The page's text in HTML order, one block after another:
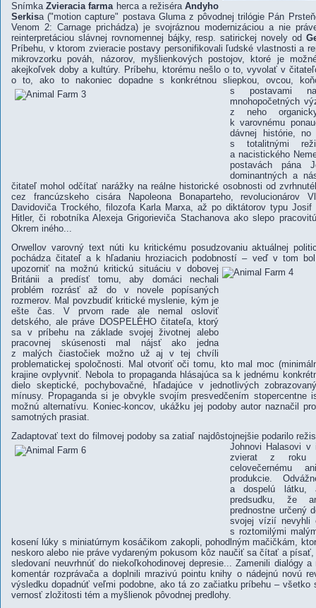
SnímkaZvieracia farmaherca a režiséraAndyho
Serkisa("motion capture" postava Gluma z pôvodnej trilógie Pán
Venom 2: Carnage prichádza) je svojráznou modernizáciou a nie
reinterpretáciou slávnej rovnomennej bájky, resp. satirickej novely od
Príbehu, v ktorom zvieracie postavy personifikovali ľudské vlastnosti a
mikrovzorku pováh, názorov, myšlienkových postojov, ktoré je
akejkoľvek doby a kultúry. Príbehu, ktorému nešlo o to, vyvolať v
o to, ako to nakoniec dopadne s konkrétnou sliepkou, ovcou,
s postavami
mnohopočetných
z neho
k varovnému
dávnej histórie, no
s totalitnými
a nacistického
postavách pána
dominantných a
čitateľ mohol odčítať narážky na reálne historické osobnosti od
cez francúzskeho cisára Napoleona Bonaparteho, revolucionárov
Davidoviča Trockého, filozofa Karla Marxa, až po diktátorov typu
Hitler, či robotníka Alexeja Grigorieviča Stachanova ako slepo
Okrem iného...
Orwellov varovný text núti ku kritickému posudzovaniu aktuálnej
pochádza čitateľ a k hľadaniu hroziacich podobností – veď v tom
upozorniť na možnú kritickú situáciu v dobovej
Británii a predísť tomu, aby domáci nechali
problém rozrásť až do v novele popísaných
rozmerov. Mal povzbudiť kritické myslenie, kým je
ešte čas. V prvom rade ale nemal osloviť
detského, ale práve DOSPELÉHO čitateľa, ktorý
sa v príbehu na základe svojej životnej alebo
pracovnej skúsenosti mal nájsť ako jedna
z malých čiastočiek možno už aj v tej chvíli
problematickej spoločnosti. Mal otvoriť oči tomu, kto mal moc
krajine ovplyvniť. Nebola to propaganda hlásajúca sa k jednému
dielo skeptické, pochybovačné, hľadajúce v jednotlivých
mínusy. Propaganda si je obvykle svojím presvedčením
možnú alternatívu. Koniec-koncov, ukážku jej podoby autor naznačil
samotných prasiat.
Zadaptovať text do filmovej podoby sa zatiaľ najdôstojnejšie podarilo
Johnovi Halasovi
zvierat z roku
celovečernému
produkcie.
a dospelú látku,
predsudku, že
prednostne určený
svojej vízií nevyhli
s roztomilými
kosení lúky s miniatúrnym kosáčikom zakopli, pohodlným mačičkám,
neskoro alebo nie práve vydareným pokusom kôz naučiť sa čítať a
sledovaní neuvrhnúť do niekoľkohodinovej depresie... Zamenili dialógy
komentár rozprávača a doplnili mrazivú pointu knihy o nádejnú novú
výsledku dopadnúť veľmi podobne, ako tá zo začiatku príbehu –
vernosť zložitosti tém a myšlienok pôvodnej predlohy.